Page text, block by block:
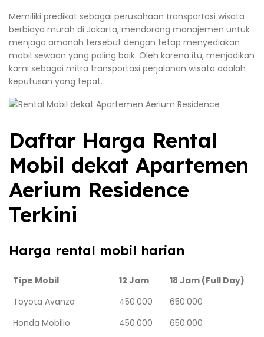
Memiliki predikat sebagai perusahaan transportasi wisata
berbiaya murah di Jakarta, mendorong manajemen untuk
menjaga amanah tersebut dengan tetap menyediakan
mobil sewaan yang paling baik. Oleh karena itu, menjadikan
kami sebagai mitra transportasi perjalanan wisata adalah
keputusan yang tepat.
Daftar Harga Rental
Mobil dekat Apartemen
Aerium Residence
Terkini
Harga rental mobil harian
Tipe Mobil 12 Jam
18 Jam (Full Day)
Toyota Avanza
450.000
650.000
Honda Mobilio
450.000 650.000